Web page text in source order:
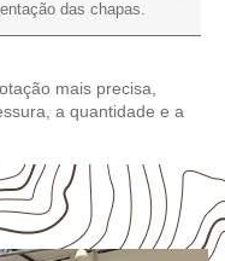
das chapas.
mais precisa,
a quantidade e a